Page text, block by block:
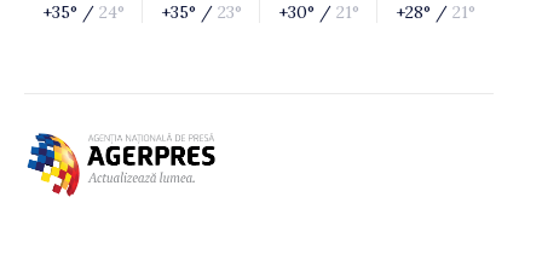
+35° / 24° +35° / 23° +30° / 21° +28° / 21°